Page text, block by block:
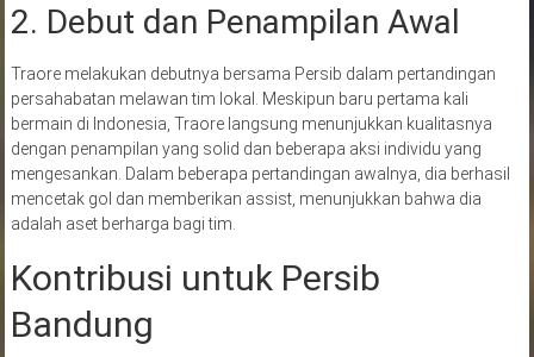
2. Debut dan Penampilan Awal
Traore melakukan debutnya bersama Persib dalam pertandingan
persahabatan melawan tim lokal. Meskipun baru pertama kali
bermain di Indonesia, Traore langsung menunjukkan kualitasnya
dengan penampilan yang solid dan beberapa aksi individu yang
mengesankan. Dalam beberapa pertandingan awalnya, dia berhasil
mencetak gol dan memberikan assist, menunjukkan bahwa dia
adalah aset berharga bagi tim.
Kontribusi untuk Persib
Bandung